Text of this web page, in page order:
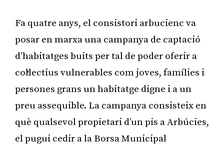
Fa quatre anys, el consistori arbucienc va
posar en marxa una campanya de captació
d’habitatges buits per tal de poder oferir a
col·lectius vulnerables com joves, famílies i
persones grans un habitatge digne i a un
preu assequible. La campanya consisteix en
què qualsevol propietari d’un pis a Arbúcies,
el pugui cedir a la Borsa Municipal